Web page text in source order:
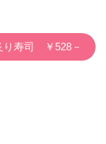
寿司 ￥528－